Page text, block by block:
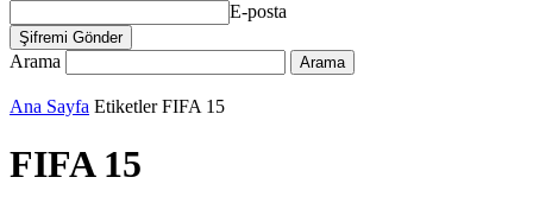
E-posta
Arama
Ana Sayfa Etiketler FIFA 15
FIFA 15